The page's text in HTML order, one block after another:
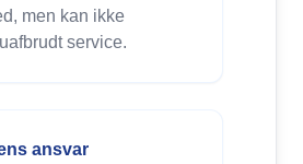
men kan ikke
service.
ansvar